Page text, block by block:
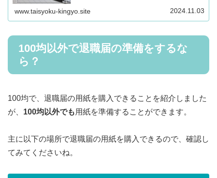
www.taisyoku-kingyo.site 2024.11.03
100均以外で退職届の準備をするな
ら？
100均で、退職届の用紙を購入できることを紹介しました
が、 100均以外でも 用紙を準備することができます。
主に以下の場所で退職届の用紙を購入できるので、確認し
てみてくださいね。